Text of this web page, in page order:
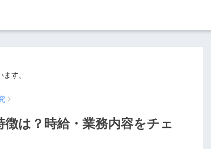
す。
は？時給・業務内容をチェ